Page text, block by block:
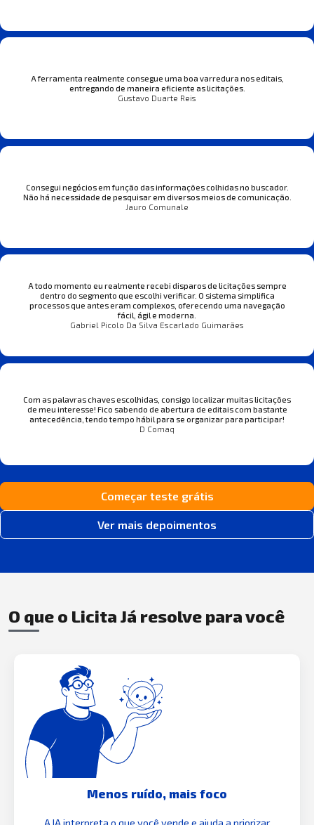
A ferramenta realmente consegue uma boa varredura nos editais,
entregando de maneira eficiente as licitações.
Gustavo Duarte Reis
Consegui negócios em função das informações colhidas no buscador.
Não há necessidade de pesquisar em diversos meios de comunicação.
Jauro Comunale
A todo momento eu realmente recebi disparos de licitações sempre
dentro do segmento que escolhi verificar. O sistema simplifica
processos que antes eram complexos, oferecendo uma navegação
fácil, ágil e moderna.
Gabriel Picolo Da Silva Escarlado Guimarães
Com as palavras chaves escolhidas, consigo localizar muitas licitações
de meu interesse! Fico sabendo de abertura de editais com bastante
antecedência, tendo tempo hábil para se organizar para participar!
D Comaq
Começar teste grátis
Ver mais depoimentos
O que o Licita Já resolve para você
Menos ruído, mais foco
A IA interpreta o que você vende e ajuda a priorizar